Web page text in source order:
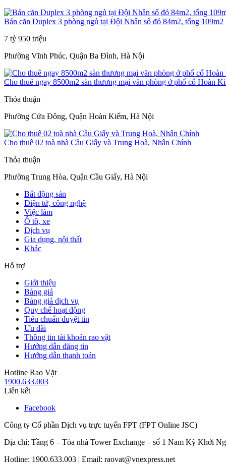
Bán căn Duplex 3 phòng ngủ tại Đội Nhân sổ đỏ 84m2, tổng 109m2
7 tỷ 950 triệu
Phường Vĩnh Phúc, Quận Ba Đình, Hà Nội
Cho thuê ngay 8500m2 sàn thương mại văn phòng ở phố cổ Hoàn
Thỏa thuận
Phường Cửa Đông, Quận Hoàn Kiếm, Hà Nội
Cho thuê 02 toà nhà Cầu Giấy và Trung Hoà, Nhân Chính
Thỏa thuận
Phường Trung Hòa, Quận Cầu Giấy, Hà Nội
Bất động sản
Điện tử, công nghệ
Việc làm
Ô tô, xe
Dịch vụ
Gia dụng, nội thất
Khác
Hỗ trợ
Giới thiệu
Bảng giá
Bảng giá dịch vụ
Quy chế hoạt động
Tiêu chuẩn duyệt tin
Ưu đãi
Thông tin tài khoản rao vặt
Hướng dẫn đăng tin
Hướng dẫn thanh toán
Hotline Rao Vặt
1900.633.003
Liên kết
Facebook
Công ty Cổ phần Dịch vụ trực tuyến FPT (FPT Online JSC)
Địa chỉ: Tầng 6 – Tòa nhà Tower Exchange – số 1 Nam Kỳ Khởi
Hotline: 1900.633.003 | Email: raovat@vnexpress.net